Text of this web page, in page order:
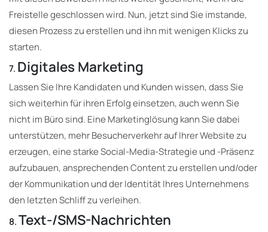
Freistelle geschlossen wird. Nun, jetzt sind Sie imstande,
diesen Prozess zu erstellen und ihn mit wenigen Klicks zu
starten.
7. Digitales Marketing
Lassen Sie Ihre Kandidaten und Kunden wissen, dass Sie
sich weiterhin für ihren Erfolg einsetzen, auch wenn Sie
nicht im Büro sind. Eine Marketinglösung kann Sie dabei
unterstützen, mehr Besucherverkehr auf Ihrer Website zu
erzeugen, eine starke Social-Media-Strategie und -Präsenz
aufzubauen, ansprechenden Content zu erstellen und/oder
der Kommunikation und der Identität Ihres Unternehmens
den letzten Schliff zu verleihen.
8.Text-/SMS-Nachrichten